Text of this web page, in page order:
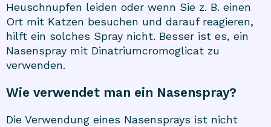
Heuschnupfen leiden oder wenn Sie z. B. einen
Ort mit Katzen besuchen und darauf reagieren,
hilft ein solches Spray nicht. Besser ist es, ein
Nasenspray mit Dinatriumcromoglicat zu
verwenden.
Wie verwendet man ein Nasenspray?
Die Verwendung eines Nasensprays ist nicht